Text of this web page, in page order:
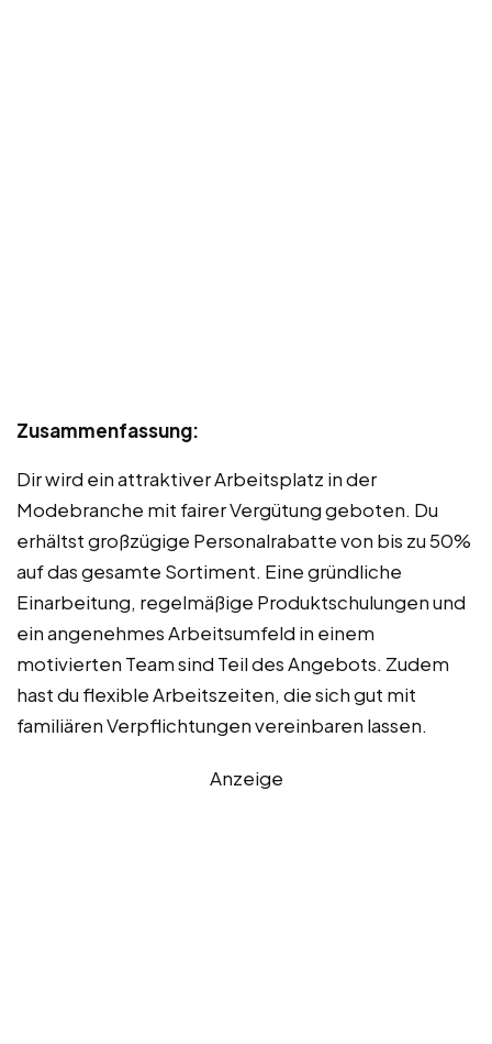
Zusammenfassung:
Dir wird ein attraktiver Arbeitsplatz in der
Modebranche mit fairer Vergütung geboten. Du
erhältst großzügige Personalrabatte von bis zu 50%
auf das gesamte Sortiment. Eine gründliche
Einarbeitung, regelmäßige Produktschulungen und
ein angenehmes Arbeitsumfeld in einem
motivierten Team sind Teil des Angebots. Zudem
hast du flexible Arbeitszeiten, die sich gut mit
familiären Verpflichtungen vereinbaren lassen.
Anzeige